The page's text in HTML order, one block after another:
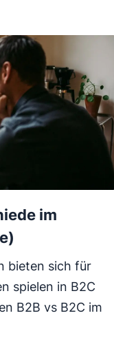
im
bieten sich für
spielen in B2C
B2B vs B2C im